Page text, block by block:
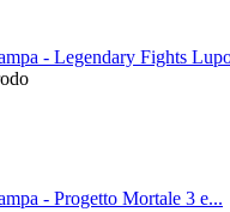
- Legendary Fights
- Progetto Mortale 3 e...